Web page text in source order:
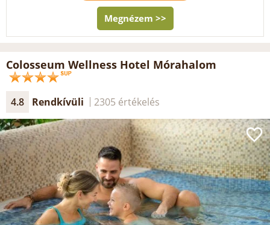
Megnézem >>
Colosseum Wellness Hotel Mórahalom
4.8 Rendkívüli 2305 értékelés